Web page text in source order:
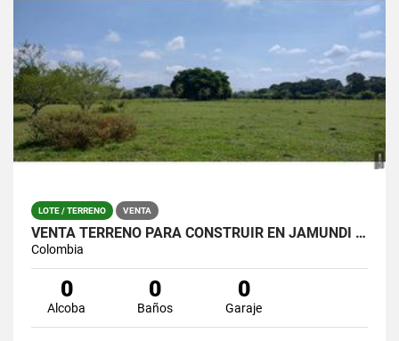
LOTE / TERRENO VENTA
VENTA TERRENO PARA CONSTRUIR EN JAMUNDI EXCELENTE UBICACION
Colombia
0
Alcoba
0
Baños
0
Garaje